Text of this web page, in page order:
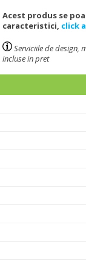
Acest produs se
caracteristici, click
Serviciile de design,
incluse in pret